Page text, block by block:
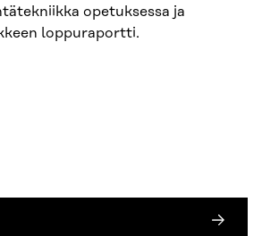
opetuksessa ja
loppuraportti.